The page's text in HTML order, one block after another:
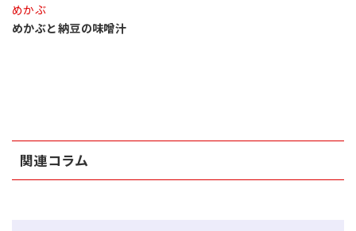
めかぶ
めかぶと納豆の味噌汁
関連コラム